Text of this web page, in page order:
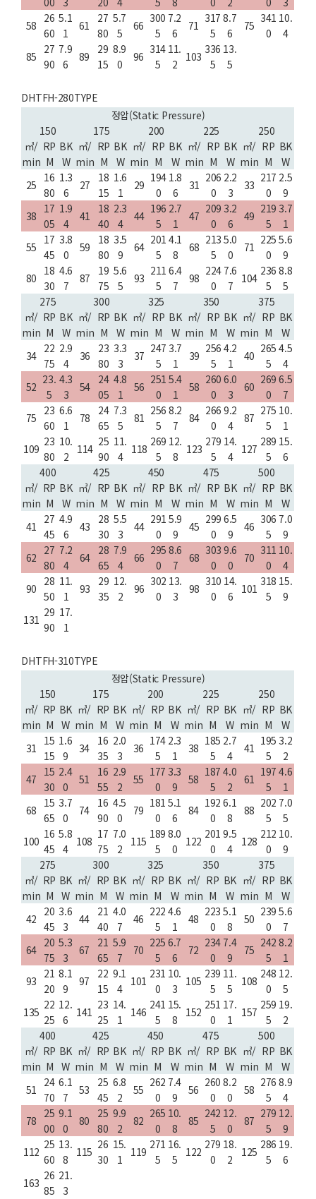
58
26
60
5.1
1
61
27
80
5.7
5
66
300
5
7.2
6
71
317
5
8.7
6
75
341
0
10.
4
85
27
90
7.9
6
89
29
15
8.9
0
96
314
5
11.
2
103
336
5
13.
5
DHTFH-280TYPE
정압(Static Pressure)
150
175 200 225
250
㎥/
min
RP
M
BK
W
㎥/
min
RP
M
BK
W
㎥/
min
RP
M
BK
W
㎥/
min
RP
M
BK
W
㎥/
min
RP
M
BK
W
25
16
80
1.3
6
27
18
15
1.6
1
29
194
0
1.8
6
31
206
0
2.2
3
33
217
0
2.5
9
38
17
05
1.9
4
41
18
40
2.3
4
44
196
5
2.7
1
47
209
0
3.2
6
49
219
5
3.7
1
55
17
45
3.8
0
59
18
80
3.5
9
64
201
5
4.1
8
68
213
5
5.0
0
71
225
0
5.6
9
80
18
30
4.6
7
87
19
75
5.6
5
93
211
5
6.4
7
98
224
0
7.6
7
104
236
5
8.8
5
275
300 325 350
375
㎥/
min
RP
M
BK
W
㎥/
min
RP
M
BK
W
㎥/
min
RP
M
BK
W
㎥/
min
RP
M
BK
W
㎥/
min
RP
M
BK
W
34
22
75
2.9
4
36
23
80
3.3
3
37
247
5
3.7
1
39
256
5
4.2
1
40
265
5
4.5
4
52
23.
5
4.3
3
54
24
05
4.8
1
56
251
0
5.4
1
58
260
0
6.0
3
60
269
0
6.5
7
75
23
60
6.6
1
78
24
65
7.3
5
81
256
5
8.2
7
84
266
0
9.2
4
87
275
5
10.
1
109
23
80
10.
2
114
25
90
11.
4
118
269
5
12.
8
123
279
5
14.
4
127
289
5
15.
6
400
425 450 475
500
㎥/
min
RP
M
BK
W
㎥/
min
RP
M
BK
W
㎥/
min
RP
M
BK
W
㎥/
min
RP
M
BK
W
㎥/
min
RP
M
BK
W
41
27
45
4.9
6
43
28
30
5.5
3
44
291
0
5.9
9
45
299
0
6.5
9
46
306
5
7.0
9
62
27
80
7.2
4
64
28
65
7.9
4
66
295
0
8.6
7
68
303
0
9.6
0
70
311
0
10.
4
90
28
50
11.
1
93
29
35
12.
2
96
302
0
13.
3
98
310
0
14.
6
101
318
5
15.
9
131
29
90
17.
1
DHTFH-310TYPE
정압(Static Pressure)
150
175 200 225
250
㎥/
min
RP
M
BK
W
㎥/
min
RP
M
BK
W
㎥/
min
RP
M
BK
W
㎥/
min
RP
M
BK
W
㎥/
min
RP
M
BK
W
31
15
15
1.6
9
34
16
35
2.0
3
36
174
5
2.3
1
38
185
5
2.7
4
41
195
5
3.2
2
47
15
30
2.4
0
51
16
55
2.9
2
55
177
0
3.3
9
58
187
5
4.0
2
61
197
5
4.6
1
68
15
65
3.7
0
74
16
90
4.5
0
79
181
0
5.1
6
84
192
0
6.1
8
88
202
5
7.0
5
100
16
45
5.8
4
108
17
75
7.0
2
115
189
5
8.0
0
122
201
0
9.5
4
128
212
0
10.
9
275
300 325 350
375
㎥/
min
RP
M
BK
W
㎥/
min
RP
M
BK
W
㎥/
min
RP
M
BK
W
㎥/
min
RP
M
BK
W
㎥/
min
RP
M
BK
W
42
20
45
3.6
3
44
21
40
4.0
7
46
222
5
4.6
1
48
223
0
5.1
8
50
239
0
5.6
7
64
20
75
5.3
3
67
21
65
5.9
7
70
225
5
6.7
6
72
234
0
7.4
9
75
242
5
8.2
1
93
21
20
8.1
9
97
22
15
9.1
4
101
231
0
10.
3
105
239
5
11.
5
108
248
0
12.
5
135
22
25
12.
6
141
23
25
14.
1
146
241
5
15.
8
152
251
0
17.
1
157
259
5
19.
2
400
425 450 475
500
㎥/
min
RP
M
BK
W
㎥/
min
RP
M
BK
W
㎥/
min
RP
M
BK
W
㎥/
min
RP
M
BK
W
㎥/
min
RP
M
BK
W
51
24
70
6.1
7
53
25
45
6.8
2
55
262
0
7.4
9
56
260
0
8.2
0
58
276
5
8.9
4
78
25
00
9.1
0
80
25
80
9.9
2
82
265
0
10.
8
85
242
5
12.
0
87
279
5
12.
9
112
25
60
13.
8
115
26
30
15.
1
119
271
5
16.
5
122
279
0
18.
2
125
286
5
19.
6
163
26
85
21.
3